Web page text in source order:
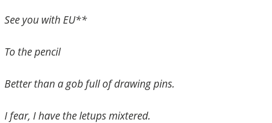
See you with EU**
To the pencil
Better than a gob full of drawing pins.
I fear, I have the letups mixtered.